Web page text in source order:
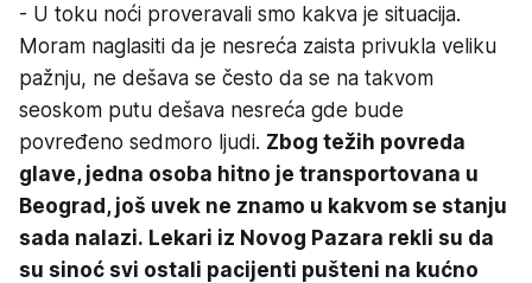
- U toku noći proveravali smo kakva je situacija.
Moram naglasiti da je nesreća zaista privukla veliku
pažnju, ne dešava se često da se na takvom
seoskom putu dešava nesreća gde bude
povređeno sedmoro ljudi. Zbog težih povreda
glave, jedna osoba hitno je transportovana u
Beograd, još uvek ne znamo u kakvom se stanju
sada nalazi. Lekari iz Novog Pazara rekli su da
su sinoć svi ostali pacijenti pušteni na kućno